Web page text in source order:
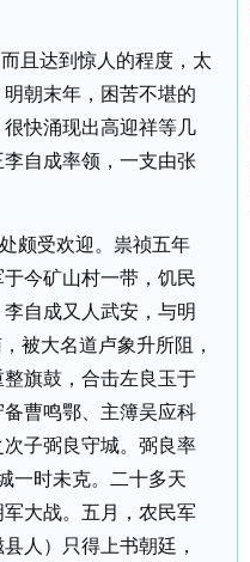
且达到惊人的程度，太
朝末年，困苦不堪的
快涌现出高迎祥等几
自成率领，一支由张
颇受欢迎。祟祯五年
今矿山村一带，饥民
自成又人武安，与明
被大名道卢象升所阻，
旗鼓，合击左良玉于
曹鸣鄂、主簿吴应科
子弼良守城。弼良率
一时未克。二十多天
大战。五月，农民军
人）只得上书朝廷，